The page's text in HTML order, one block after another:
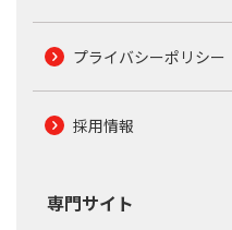
プライバシーポリシー
採用情報
専門サイト